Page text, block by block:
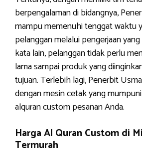
berpengalaman di bidangnya,
mampu memenuhi tenggat waktu
pelanggan melalui pengerjaan
kata lain, pelanggan tidak perlu
lama sampai produk yang
tujuan. Terlebih lagi, Penerbit
dengan mesin cetak yang
alquran custom pesanan Anda.
Harga Al Quran Custom di
Termurah